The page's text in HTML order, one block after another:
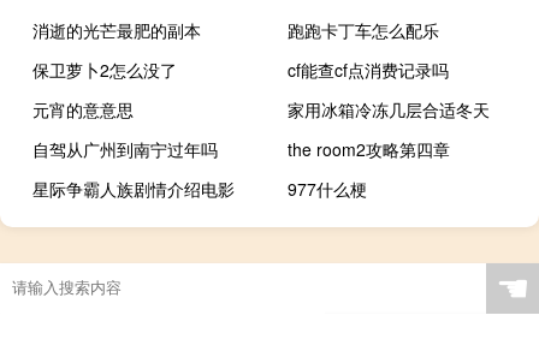
消逝的光芒最肥的副本
跑跑卡丁车怎么配乐
保卫萝卜2怎么没了
cf能查cf点消费记录吗
元宵的意意思
家用冰箱冷冻几层合适冬天
自驾从广州到南宁过年吗
the room2攻略第四章
星际争霸人族剧情介绍电影
977什么梗
☚